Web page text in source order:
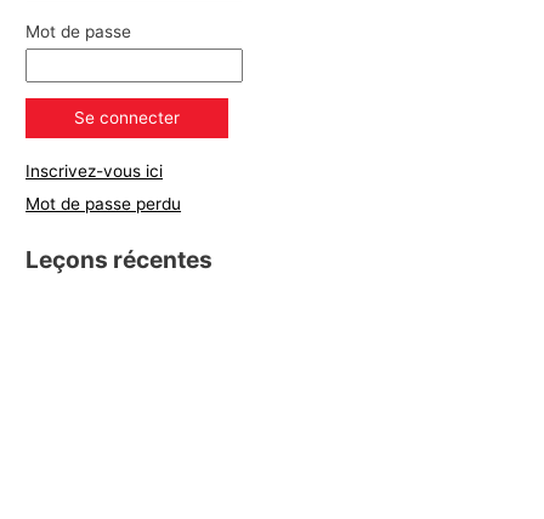
Mot de passe
Inscrivez-vous ici
Mot de passe perdu
Leçons récentes